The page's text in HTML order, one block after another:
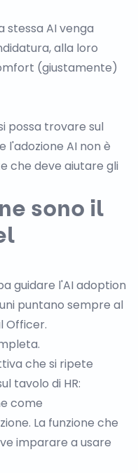
stessa AI venga
alla loro
(giustamente)
possa trovare sul
l'adozione AI non è
che deve aiutare gli
sono il
guidare l'AI adoption
puntano sempre al
Officer.
che si ripete
tavolo di HR:
come
La funzione che
imparare a usare